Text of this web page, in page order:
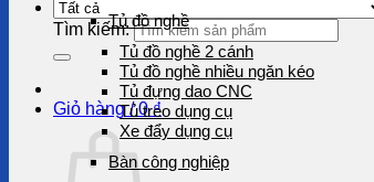
Tìm kiếm:
Giỏ hàng /0₫
Tủ đồ nghề
Tủ đồ nghề 2 cánh
Tủ đồ nghề nhiều ngăn kéo
Tủ đựng dao CNC
Tủ treo dụng cụ
Xe đẩy dụng cụ
Bàn công nghiệp